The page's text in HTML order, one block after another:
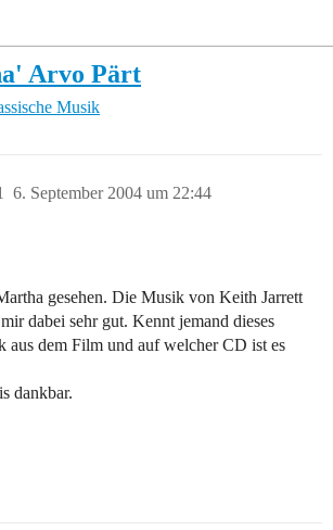
Arvo Pärt
Musik
6. September 2004 um 22:44
gesehen. Die Musik von Keith Jarrett
dabei sehr gut. Kennt jemand dieses
aus dem Film und auf welcher CD ist es
dankbar.